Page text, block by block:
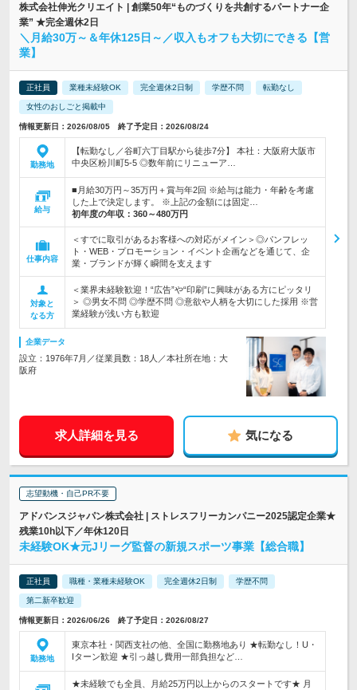
株式会社伸光クリエイト | 創業50年“ものづくりを共創するパートナー企
業” ★完全週休2日
＼月給30万～＆年休125日～／収入もオフも大切にできる【営
業】
正社員 業種未経験OK 完全週休2日制 学歴不問 転勤なし
女性のおしごと掲載中
情報更新日：2026/08/05 終了予定日：2026/08/24
勤務地
【転勤なし／谷町六丁目駅から徒歩7分】 本社：大阪府大阪市
中央区粉川町5-5 ◎数年前にリニューア…
給与
■月給30万円～35万円＋賞与年2回 ※給与は能力・年齢を考慮
した上で決定します。 ※上記の金額には固定…
初年度の年収： 360～480万円
仕事内容
＜すでに取引があるお客様への対応がメイン＞◎パンフレッ
ト・WEB・プロモーション・イベント企画などを通じて、企
業・ブランドが輝く瞬間を支えます
対象と
なる方
＜業界未経験歓迎！“広告”や“印刷”に興味がある方にピッタリ
＞ ◎男女不問 ◎学歴不問 ◎意欲や人柄を大切にした採用 ※営
業経験が浅い方も歓迎
企業データ
設立：1976年7月／従業員数：18人／本社所在地：大
阪府
求人詳細を見る 気になる
志望動機・自己PR不要
アドバンスジャパン株式会社 | ストレスフリーカンパニー2025認定企業★
残業10h以下／年休120日
未経験OK★元Jリーグ監督の新規スポーツ事業【総合職】
正社員 職種・業種未経験OK 完全週休2日制 学歴不問
第二新卒歓迎
情報更新日：2026/06/26 終了予定日：2026/08/27
勤務地
東京本社・関西支社の他、全国に勤務地あり ★転勤なし！U・
Iターン歓迎 ★引っ越し費用一部負担など…
★未経験でも全員、月給25万円以上からのスタートです★ 月